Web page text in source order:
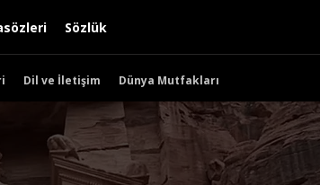
Dil ve İletişim Dünya Mutfakları
Sözlük